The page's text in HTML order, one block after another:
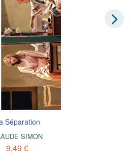
Séparation
SIMON
9,49 €